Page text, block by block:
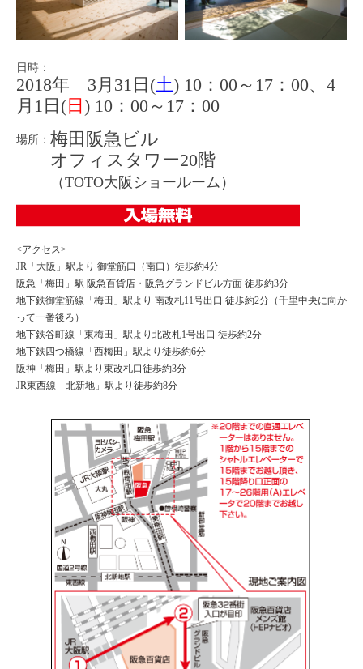
日時：
2018年 3月31日(土) 10：00～17：00、4
月1日(日) 10：00～17：00
場所： 梅田阪急ビル
オフィスタワー20階
（TOTO大阪ショールーム）
<アクセス>
JR「大阪」駅より 御堂筋口（南口）徒歩約4分
阪急「梅田」駅 阪急百貨店・阪急グランドビル方面 徒歩約3分
地下鉄御堂筋線「梅田」駅より 南改札11号出口 徒歩約2分（千里中央に向か
って一番後ろ）
地下鉄谷町線「東梅田」駅より北改札1号出口 徒歩約2分
地下鉄四つ橋線「西梅田」駅より徒歩約6分
阪神「梅田」駅より東改札口徒歩約3分
JR東西線「北新地」駅より徒歩約8分